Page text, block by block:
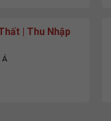
| Thu Nhập
Á